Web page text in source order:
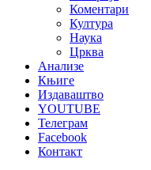
Коментари
Култура
Наука
Црква
Анализе
Књиге
Издаваштво
YOUTUBE
Телеграм
Facebook
Контакт